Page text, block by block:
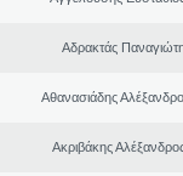
Αδρακτάς
Αθανασιάδης
Ακριβάκης